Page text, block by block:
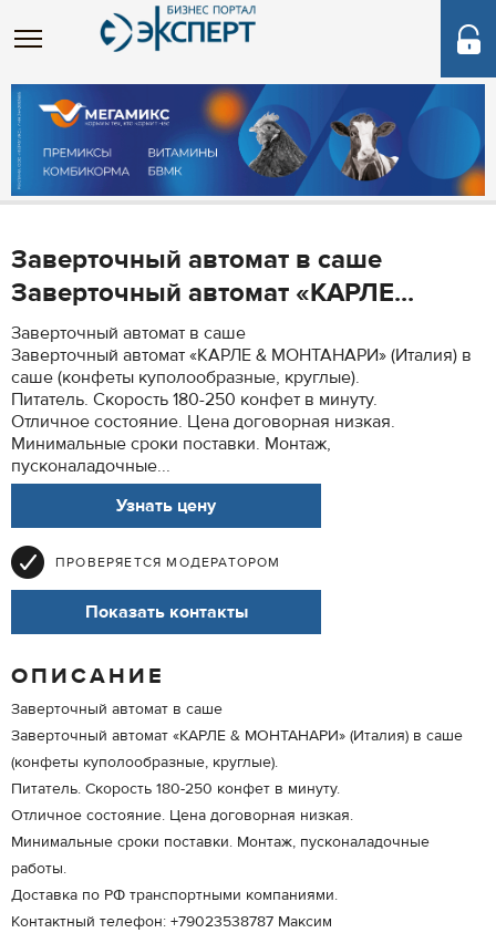
Заверточный автомат в саше
Заверточный автомат «КАРЛЕ...
Заверточный автомат в саше
Заверточный автомат «КАРЛЕ & МОНТАНАРИ» (Италия) в
саше (конфеты куполообразные, круглые).
Питатель. Скорость 180-250 конфет в минуту.
Отличное состояние. Цена договорная низкая.
Минимальные сроки поставки. Монтаж,
пусконаладочные...
Узнать цену
ПРОВЕРЯЕТСЯ МОДЕРАТОРОМ
Показать контакты
ОПИСАНИЕ
Заверточный автомат в саше
Заверточный автомат «КАРЛЕ & МОНТАНАРИ» (Италия) в саше
(конфеты куполообразные, круглые).
Питатель. Скорость 180-250 конфет в минуту.
Отличное состояние. Цена договорная низкая.
Минимальные сроки поставки. Монтаж, пусконаладочные
работы.
Доставка по РФ транспортными компаниями.
Контактный телефон: +79023538787 Максим